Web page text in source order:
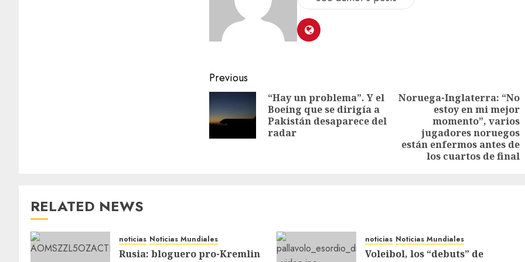
Previous
“Hay un problema”. Y el
Boeing que se dirigía a
Pakistán desaparece del
radar
Noruega-Inglaterra: “No
estoy en mi mejor
momento”, varios
jugadores noruegos
están enfermos antes de
los cuartos de final
RELATED NEWS
noticias Noticias Mundiales
Rusia: bloguero pro-Kremlin
noticias Noticias Mundiales
Voleibol, los “debuts” de